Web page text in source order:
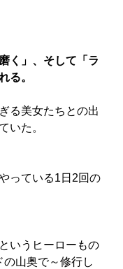
く」、そして「ラ
る。
る美女たちとの出
いた。
っている1日2回の
いうヒーローもの
山奥で～修行し